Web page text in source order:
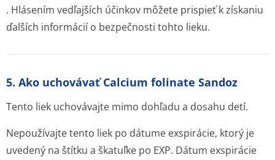
. Hlásením vedľajších účinkov môžete prispieť k získaniu
ďalších informácií o bezpečnosti tohto lieku.
5. Ako uchovávať Calcium folinate Sandoz
Tento liek uchovávajte mimo dohľadu a dosahu detí.
Nepoužívajte tento liek po dátume exspirácie, ktorý je
uvedený na štítku a škatuľke po EXP. Dátum exspirácie